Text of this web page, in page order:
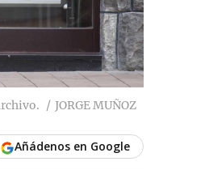
JORGE MUÑOZ
Añádenos en Google